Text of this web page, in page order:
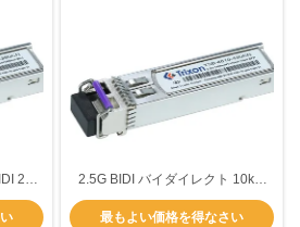
2km
ラグ
ジュ
2.5G BIDI バイダイレクト 10km
SMF ファイバータイプ SFP トラ
ンシーバー モジュールの温度範囲
最もよい価格を得なさい